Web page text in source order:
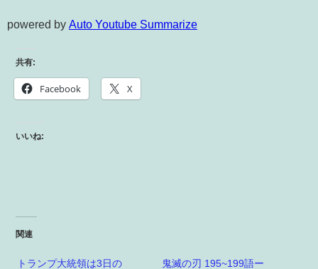
powered by Auto Youtube Summarize
共有:
Facebook X
いいね:
関連
トランプ大統領は3日の
鬼滅の刃 195~199語ー